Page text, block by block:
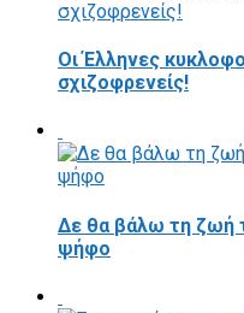
Οι Έλληνες
σχιζοφρενείς!
Δε θα βάλω τη ζωή
ψήφο